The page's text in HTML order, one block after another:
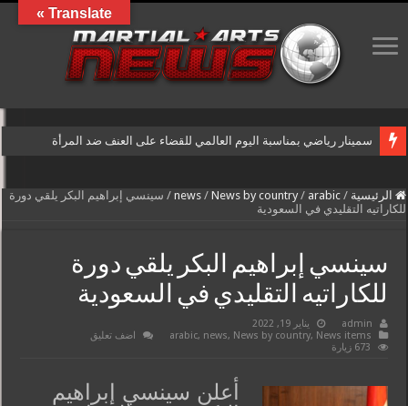
سمينار رياضي بمناسبة اليوم العالمي للقضاء على العنف ضد المرأة
الرئيسية /
news / News by country / arabic
/ سينسي إبراهيم البكر يلقي دورة
للكاراتيه التقليدي في السعودية
سينسي إبراهيم البكر يلقي دورة
للكاراتيه التقليدي في السعودية
admin
يناير 19, 2022
arabic, news, News by country, News items
اضف تعليق
673 زيارة
أعلن سينسي إبراهيم
Translate »